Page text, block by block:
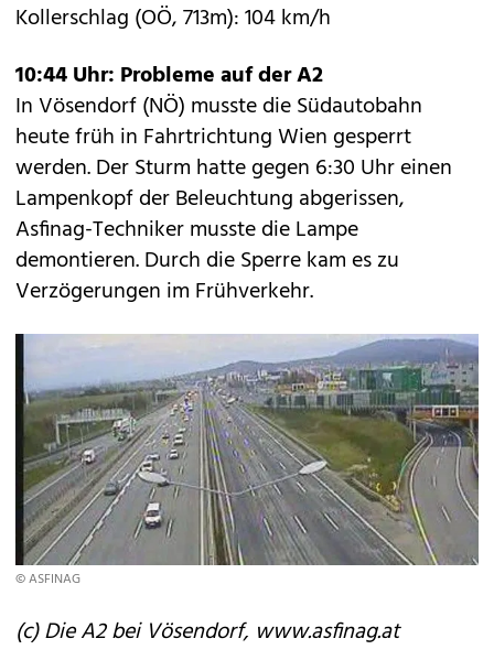
Kollerschlag (OÖ, 713m): 104 km/h
10:44 Uhr: Probleme auf der A2
In Vösendorf (NÖ) musste die Südautobahn
heute früh in Fahrtrichtung Wien gesperrt
werden. Der Sturm hatte gegen 6:30 Uhr einen
Lampenkopf der Beleuchtung abgerissen,
Asfinag-Techniker musste die Lampe
demontieren. Durch die Sperre kam es zu
Verzögerungen im Frühverkehr.
© ASFINAG
(c) Die A2 bei Vösendorf, www.asfinag.at